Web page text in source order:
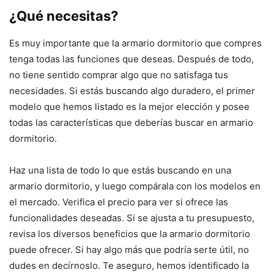
¿Qué necesitas?
Es muy importante que la armario dormitorio que compres
tenga todas las funciones que deseas. Después de todo,
no tiene sentido comprar algo que no satisfaga tus
necesidades. Si estás buscando algo duradero, el primer
modelo que hemos listado es la mejor elección y posee
todas las características que deberías buscar en armario
dormitorio.
Haz una lista de todo lo que estás buscando en una
armario dormitorio, y luego compárala con los modelos en
el mercado. Verifica el precio para ver si ofrece las
funcionalidades deseadas. Si se ajusta a tu presupuesto,
revisa los diversos beneficios que la armario dormitorio
puede ofrecer. Si hay algo más que podría serte útil, no
dudes en decírnoslo. Te aseguro, hemos identificado la